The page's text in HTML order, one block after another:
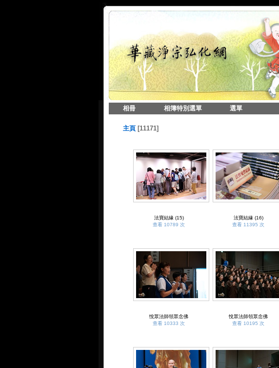
相冊 相簿特別選單 選單
主頁 11171
法寶結緣 (15)
查看 10789 次
法寶結緣 (16)
查看 11395 次
悅眾法師領眾念佛
查看 10333 次
悅眾法師領眾念佛
查看 10195 次